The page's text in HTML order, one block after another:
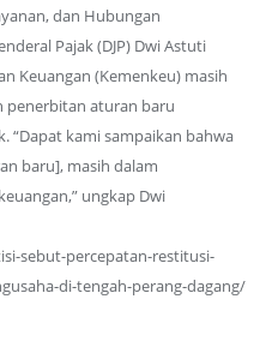
dan Hubungan
Pajak (DJP) Dwi Astuti
Keuangan (Kemenkeu) masih
penerbitan aturan baru
“Dapat kami sampaikan bahwa
baru], masih dalam
ungkap Dwi
sebut-percepatan-restitusi-
di-tengah-perang-dagang/